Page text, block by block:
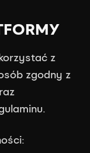
z
zgodny z